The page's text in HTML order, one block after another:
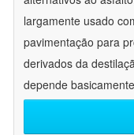
largamente usado
pavimentação para
derivados da
depende